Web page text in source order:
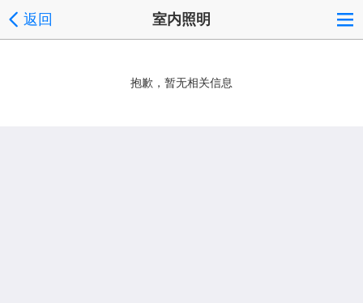
返回 室内照明
抱歉，暂无相关信息